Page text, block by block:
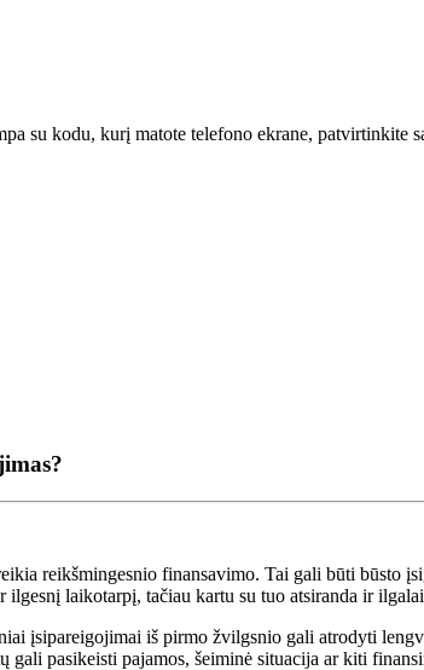
su kodu, kurį matote telefono ekrane, patvirtinkite
reikšmingesnio finansavimo. Tai gali būti būsto
laikotarpį, tačiau kartu su tuo atsiranda ir
įsipareigojimai iš pirmo žvilgsnio gali atrodyti
gali pasikeisti pajamos, šeiminė situacija ar kiti